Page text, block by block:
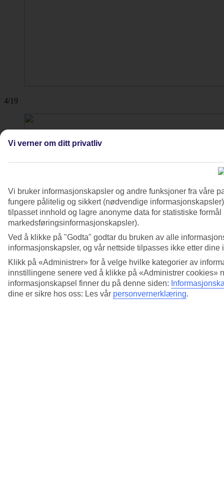
4/19
Vi verner om ditt privatliv
Vi bruker informasjonskapsler og andre funksjoner fra våre
fungere pålitelig og sikkert (nødvendige
tilpasset innhold og lagre anonyme data for statistiske
markedsføringsinformasjonskapsler).
Ved å klikke på "Godta" godtar du bruken av alle
informasjonskapsler, og vår nettside tilpasses ikke etter dine
Klikk på «Administrer» for å velge hvilke kategorier av
innstillingene senere ved å klikke på «Administrer cookies»
informasjonskapsel finner du på denne siden:
dine er sikre hos oss: Les vår personvernerklæring.